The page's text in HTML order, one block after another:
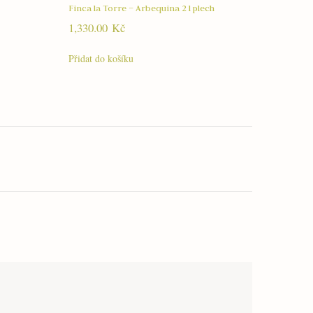
Finca la Torre – Arbequina 2 l plech
1,330.00Kč
Přidat do košíku